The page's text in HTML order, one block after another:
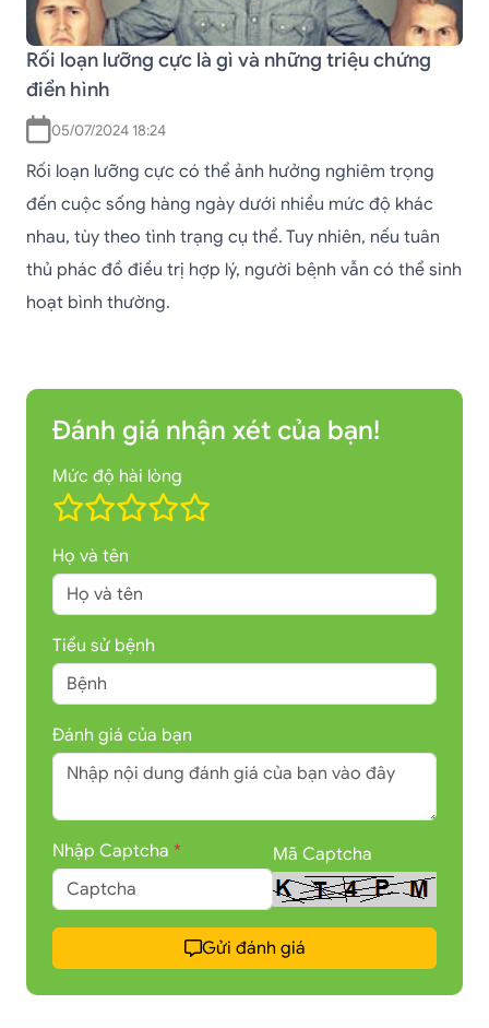
Rối loạn lưỡng cực là gì và những triệu chứng
điển hình
05/07/2024 18:24
Rối loạn lưỡng cực có thể ảnh hưởng nghiêm trọng
đến cuộc sống hàng ngày dưới nhiều mức độ khác
nhau, tùy theo tình trạng cụ thể. Tuy nhiên, nếu tuân
thủ phác đồ điều trị hợp lý, người bệnh vẫn có thể sinh
hoạt bình thường.
Đánh giá nhận xét của bạn!
Mức độ hài lòng
Họ và tên
Tiểu sử bệnh
Đánh giá của bạn
Nhập Captcha * Mã Captcha
Gửi đánh giá